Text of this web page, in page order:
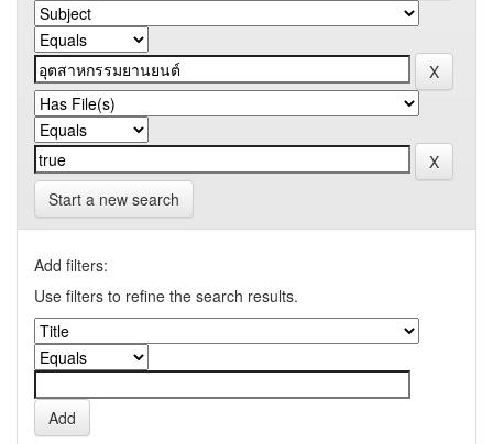
Start a new search
Add filters:
Use filters to refine the search results.